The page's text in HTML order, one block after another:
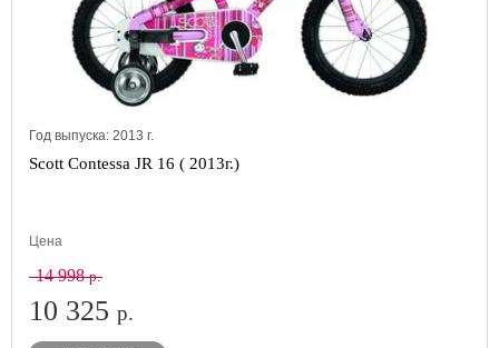
Год выпуска: 2013 г.
Scott Contessa JR 16 ( 2013г.)
Цена
14 998р.
10 325 р.